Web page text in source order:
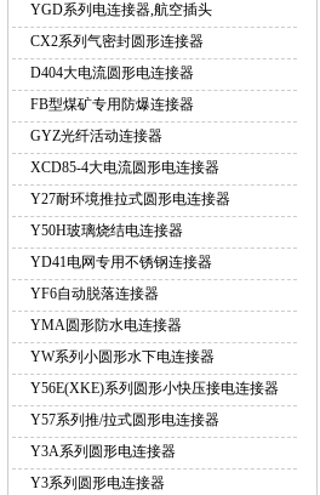
YGD系列电连接器,航空插头
CX2系列气密封圆形连接器
D404大电流圆形电连接器
FB型煤矿专用防爆连接器
GYZ光纤活动连接器
XCD85-4大电流圆形电连接器
Y27耐环境推拉式圆形电连接器
Y50H玻璃烧结电连接器
YD41电网专用不锈钢连接器
YF6自动脱落连接器
YMA圆形防水电连接器
YW系列小圆形水下电连接器
Y56E(XKE)系列圆形小快压接电连接器
Y57系列推/拉式圆形电连接器
Y3A系列圆形电连接器
Y3系列圆形电连接器